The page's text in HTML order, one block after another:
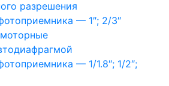
разрешения
— 1″; 2/3″
— 1/1.8″; 1/2″;